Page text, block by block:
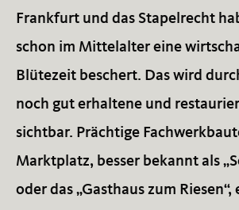
Frankfurt und das Stapelrecht
schon im Mittelalter eine
Blütezeit beschert. Das wird
noch gut erhaltene und
sichtbar. Prächtige
Marktplatz, besser bekannt als
oder das „Gasthaus zum Riesen“,